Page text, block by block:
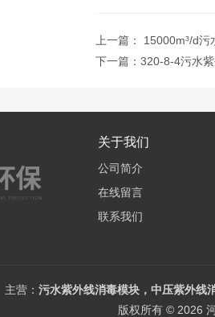
上一篇： 15000m³/d污
下一篇： 320-8-4污水
关于我们
公司简介
在线留言
联系我们
主营： 污水紫外线消毒模块，中压紫外线
版权所有 © 2026